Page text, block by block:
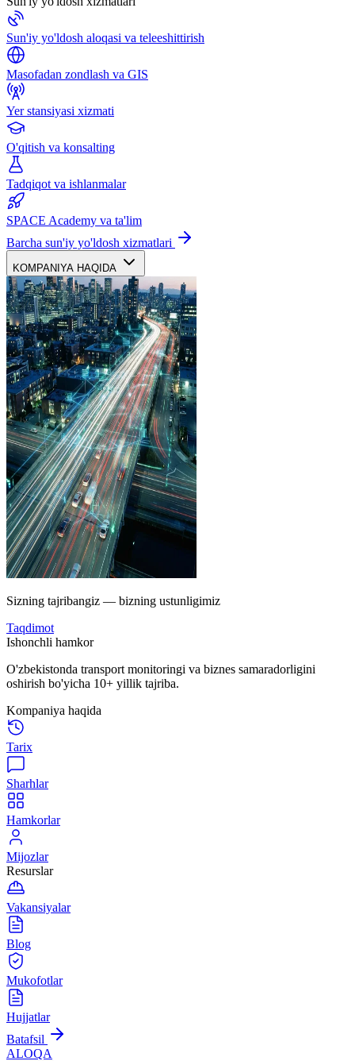
Sun'iy yo'ldosh aloqasi va teleeshittirish
Masofadan zondlash va GIS
Yer stansiyasi xizmati
O'qitish va konsalting
Tadqiqot va ishlanmalar
SPACE Academy va ta'lim
Barcha sun'iy yo'ldosh xizmatlari
KOMPANIYA HAQIDA
Sizning tajribangiz — bizning ustunligimiz
Taqdimot
Ishonchli hamkor
O'zbekistonda transport monitoringi va biznes samaradorligini
oshirish bo'yicha 10+ yillik tajriba.
Kompaniya haqida
Tarix
Sharhlar
Hamkorlar
Mijozlar
Resurslar
Vakansiyalar
Blog
Mukofotlar
Hujjatlar
Batafsil
ALOQA